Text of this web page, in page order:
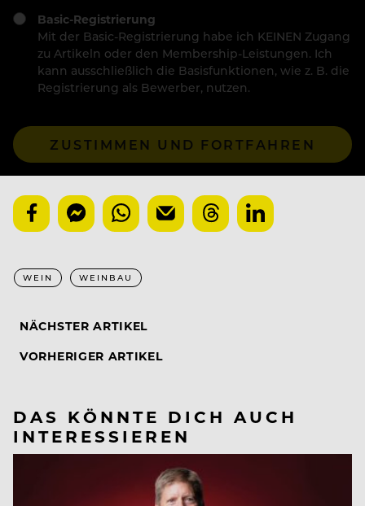
Basic-Registrierung
Mit der Basic-Registrierung habe ich KEINEN Zugang
zu Artikeln oder den Membership-Leistungen. Ich
kann ausschließlich die Basisfunktionen, wie z. B. die
Registrierung als Bewerber, nutzen.
ZUSTIMMEN UND FORTFAHREN
WEIN WEINBAU
NÄCHSTER ARTIKEL
VORHERIGER ARTIKEL
DAS KÖNNTE DICH AUCH
INTERESSIEREN